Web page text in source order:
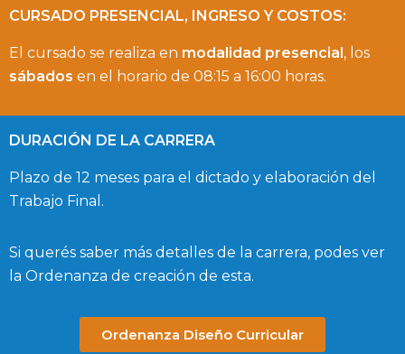
CURSADO PRESENCIAL, INGRESO Y COSTOS:
El cursado se realiza en modalidad presencial, los
sábados en el horario de 08:15 a 16:00 horas.
DURACIÓN DE LA CARRERA
Plazo de 12 meses para el dictado y elaboración del
Trabajo Final.
Si querés saber más detalles de la carrera, podes ver
la Ordenanza de creación de esta.
Ordenanza Diseño Curricular